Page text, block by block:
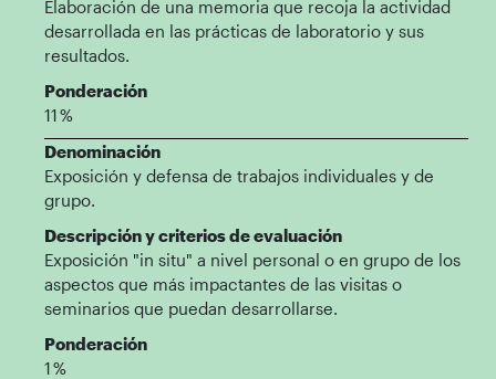
Elaboración de una memoria que recoja la actividad
desarrollada en las prácticas de laboratorio y sus
resultados.
Ponderación
11 %
Denominación
Exposición y defensa de trabajos individuales y de
grupo.
Descripción y criterios de evaluación
Exposición "in situ" a nivel personal o en grupo de los
aspectos que más impactantes de las visitas o
seminarios que puedan desarrollarse.
Ponderación
1 %